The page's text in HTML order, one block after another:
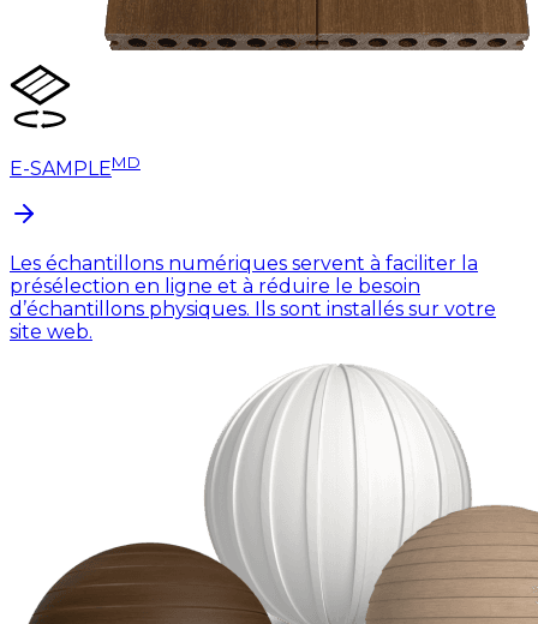
E-SAMPLEMD
Les échantillons numériques servent à faciliter la
présélection en ligne et à réduire le besoin
d’échantillons physiques. Ils sont installés sur votre
site web.